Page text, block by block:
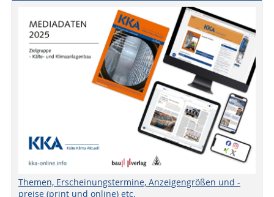
Themen, Erscheinungstermine, Anzeigengrößen und -
preise (print und online) etc.